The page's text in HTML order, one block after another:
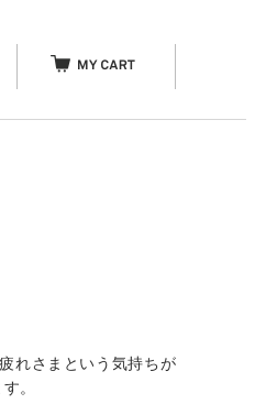
れさまという気持ちが
。